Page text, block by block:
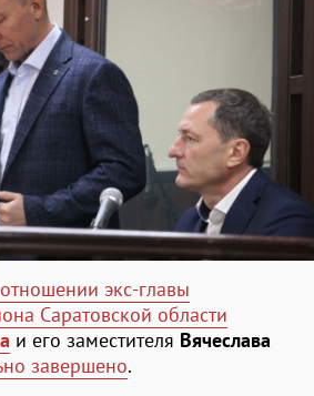
экс-главы
Саратовской области
и его заместителя Вячеслава
завершено.